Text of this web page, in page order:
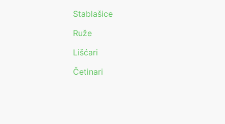
Stablašice
Ruže
Lišćari
Četinari